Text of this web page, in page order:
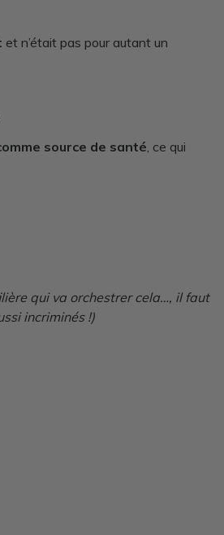
et n’était pas pour autant un
source de santé, ce qui
qui va orchestrer cela…, il faut
incriminés !)